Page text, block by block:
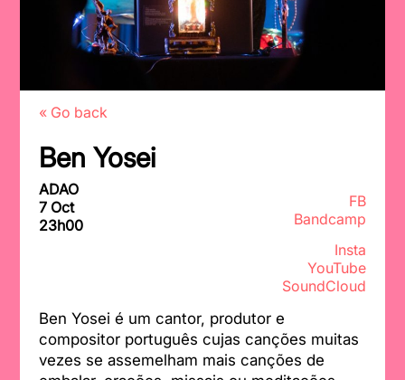
« Go back
Ben Yosei
ADAO
7 Oct
23h00
FB
Bandcamp
Insta
YouTube
SoundCloud
Ben Yosei é um cantor, produtor e
compositor português cujas canções muitas
vezes se assemelham mais canções de